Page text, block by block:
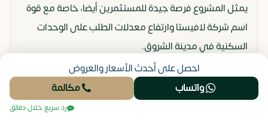
يمثل المشروع فرصة جيدة للمستثمرين أيضا، خاصة مع قوة
اسم شركة لافيستا وارتفاع معدلات الطلب على الوحدات
السكنية في مدينة الشروق.
كما أن محدودية المعروض من المشروعات الجاهزة في
المنطقة تساعد على زيادة القيمة السوقية للعقار مع مرور
الوقت، وهو ما يمنح المستثمر فرصة لتحقيق عائد رأسمالي
احصل على أحدث الأسعار والعروض
واتساب
مكالمة
رد سريع خلال دقائق